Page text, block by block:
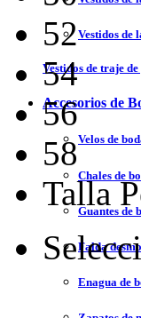
Vestidos de
Vestidos de traje
Accesorios de
Velos de
Chales de
Guantes de
Falda
Enagua de
52
54
56
58
Talla